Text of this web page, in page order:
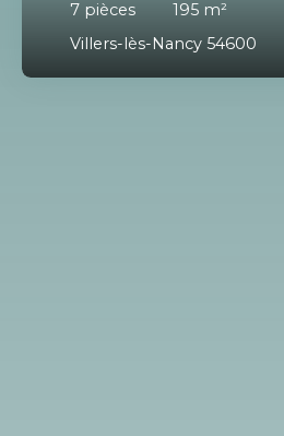
7 pièces 195 m²
Villers-lès-Nancy 54600